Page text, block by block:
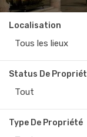
Localisation
Tous les lieux
Status De
Tout
Type De Propriété